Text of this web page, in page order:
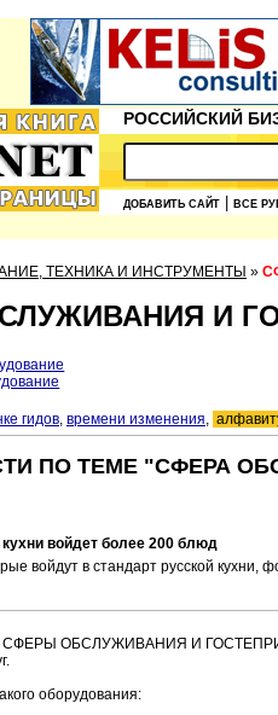
РОССИЙСКИЙ
ДОБАВИТЬ САЙТ ВСЕ
ТЕХНИКА И ИНСТРУМЕНТЫ »
И
гидов, времени изменения,
ПО ТЕМЕ "СФЕРА
кухни войдет более 200 блюд
войдут в стандарт русской кухни,
ОБСЛУЖИВАНИЯ И
оборудования: